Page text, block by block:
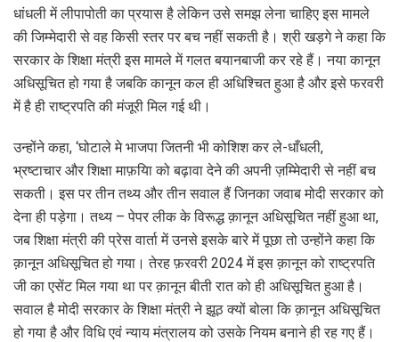
धांधली में लीपापोती का प्रयास है लेकिन उसे समझ लेना चाहिए इस मामले
की जिम्मेदारी से वह किसी स्तर पर बच नहीं सकती है। श्री खड़गे ने कहा कि
सरकार के शिक्षा मंत्री इस मामले में गलत बयानबाजी कर रहे हैं। नया कानून
अधिसूचित हो गया है जबकि कानून कल ही अधिश्चित हुआ है और इसे फरवरी
में है ही राष्ट्रपति की मंजूरी मिल गई थी।
उन्होंने कहा, ‘घोटाले मे भाजपा जितनी भी कोशिश कर ले-धाँधली,
भ्रष्टाचार और शिक्षा माफ़यिा को बढ़ावा देने की अपनी ज़म्मिेदारी से नहीं बच
सकती। इस पर तीन तथ्य और तीन सवाल हैं जिनका जवाब मोदी सरकार को
देना ही पड़ेगा। तथ्य – पेपर लीक के विरूद्ध क़ानून अधिसूचित नहीं हुआ था,
जब शिक्षा मंत्री की प्रेस वार्ता में उनसे इसके बारे में पूछा तो उन्होंने कहा कि
क़ानून अधिसूचित हो गया। तेरह फ़रवरी 2024 में इस क़ानून को राष्ट्रपति
जी का एसेंट मिल गया था पर क़ानून बीती रात को ही अधिसूचित हुआ है।
सवाल है मोदी सरकार के शिक्षा मंत्री ने झूठ क्यों बोला कि क़ानून अधिसूचित
हो गया है और विधि एवं न्याय मंत्रालय को उसके नियम बनाने ही रह गए हैं।